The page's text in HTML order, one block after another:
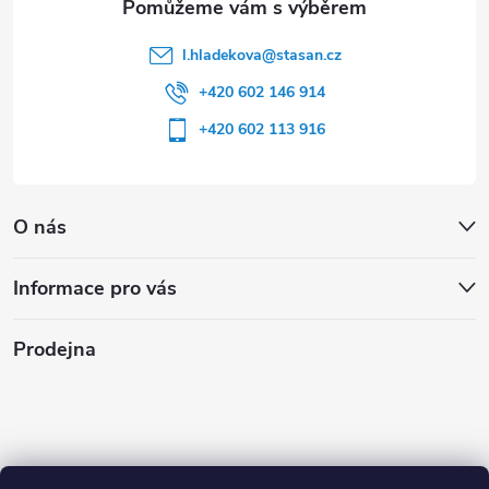
O nás
Informace pro vás
l.hladekova@stasan.cz
+420 602 146 914
+420 602 113 916
Prodejna